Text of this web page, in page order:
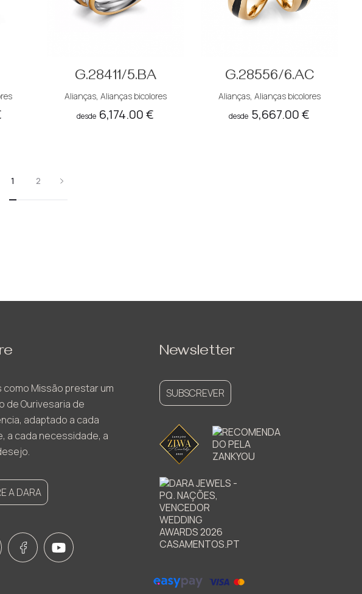
G.28411/5.BA
Alianças, Alianças bicolores
desde 6,174.00€
G.28556/6.AC
Alianças, Alianças bicolores
desde 5,667.00€
1 2
como Missão prestar um
de Ourivesaria de
adaptado a cada
a cada necessidade, a
A DARA
Newsletter
SUBSCREVER